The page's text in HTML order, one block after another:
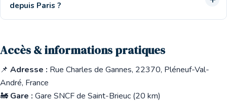
depuis Paris ?
Accès & informations pratiques
📌 Adresse : Rue Charles de Gannes, 22370, Pléneuf-Val-
André, France
🚂 Gare : Gare SNCF de Saint-Brieuc (20 km)